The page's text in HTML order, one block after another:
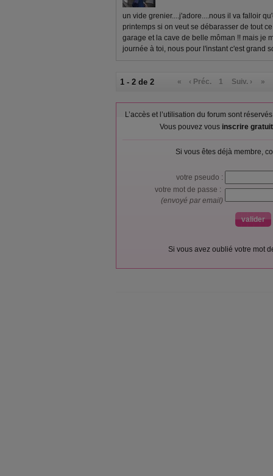
un vide grenier....j'adore....nous il va falloir
printemps si on veut se débarasser de tout
garage et la cave de belle môman !! mais je
journée à toi, nous pour l'instant c'est grand
1 - 2 de 2 « ‹ Préc. 1 Suiv. › »
L’accès et l’utilisation du forum sont
Vous pouvez vous inscrire
Si vous êtes déjà membre,
votre pseudo :
votre mot de passe :
(envoyé par email)
Si vous avez oublié votre mot